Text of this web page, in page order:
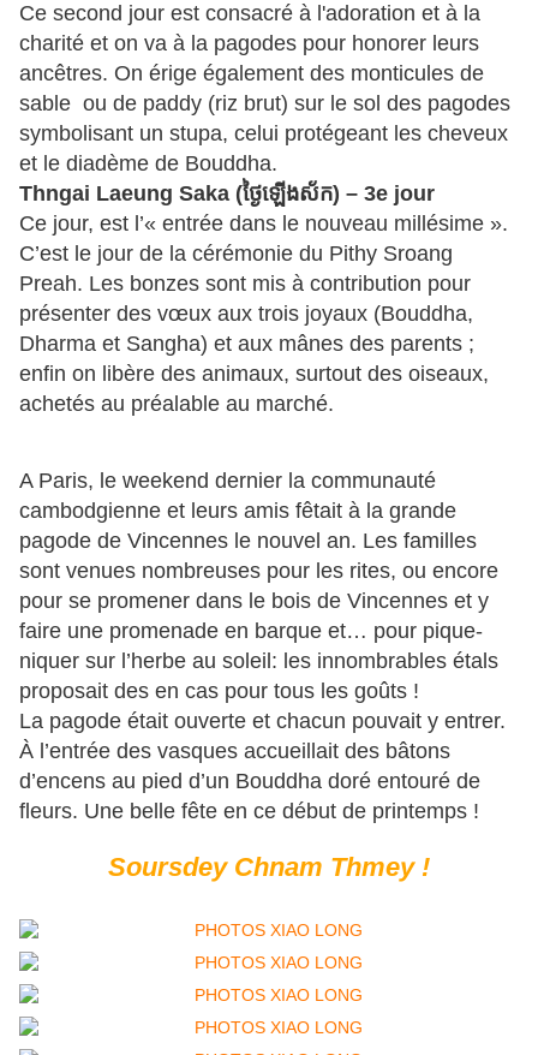
Ce second jour est consacré à l'adoration et à la
charité et on va à la pagodes pour honorer leurs
ancêtres. On érige également des monticules de
sable ou de paddy (riz brut) sur le sol des pagodes
symbolisant un stupa, celui protégeant les cheveux
et le diadème de Bouddha.
Thngai Laeung Saka (ថ្ងៃឡើងស័ក) – 3e jour
Ce jour, est l’« entrée dans le nouveau millésime ».
C’est le jour de la cérémonie du Pithy Sroang
Preah. Les bonzes sont mis à contribution pour
présenter des vœux aux trois joyaux (Bouddha,
Dharma et Sangha) et aux mânes des parents ;
enfin on libère des animaux, surtout des oiseaux,
achetés au préalable au marché.
A Paris, le weekend dernier la communauté
cambodgienne et leurs amis fêtait à la grande
pagode de Vincennes le nouvel an. Les familles
sont venues nombreuses pour les rites, ou encore
pour se promener dans le bois de Vincennes et y
faire une promenade en barque et… pour pique-
niquer sur l’herbe au soleil: les innombrables étals
proposait des en cas pour tous les goûts !
La pagode était ouverte et chacun pouvait y entrer.
À l’entrée des vasques accueillait des bâtons
d’encens au pied d’un Bouddha doré entouré de
fleurs. Une belle fête en ce début de printemps !
Soursdey Chnam Thmey !